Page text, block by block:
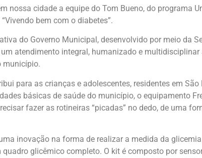
nossa cidade a equipe do Tom Bueno, do programa
bem com o diabetes”.
do Governo Municipal, desenvolvido por meio da
atendimento integral, humanizado e multidisciplinar
município.
para as crianças e adolescentes, residentes em São
básicas de saúde do município, o equipamento
fazer as rotineiras “picadas” no dedo, de uma
inovação na forma de realizar a medida da
glicêmico completo. O kit é composto por